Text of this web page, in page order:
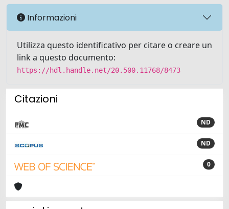
Informazioni
Utilizza questo identificativo per citare o creare un
link a questo documento:
https://hdl.handle.net/20.500.11768/8473
Citazioni
ND
ND
0